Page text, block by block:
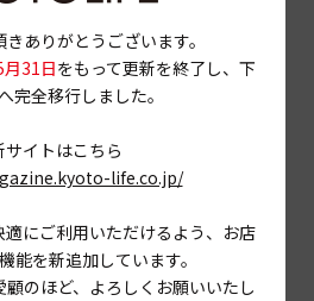
倉夷川上る # 平等院表参道
# 今出川新町
# 鹿王院 # 路地
街 # 梅 # ビブグルマン
ル
ありがとうございます。
31日をもって更新を終了し、下
完全移行しました。
イトはこちら
life.co.jp/
にご利用いただけるよう、お店
能を新追加しています。
のほど、よろしくお願いいたし